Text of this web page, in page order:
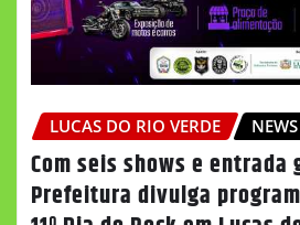
LUCAS DO RIO VERDE NEWS
Com seis shows e
Prefeitura divulga